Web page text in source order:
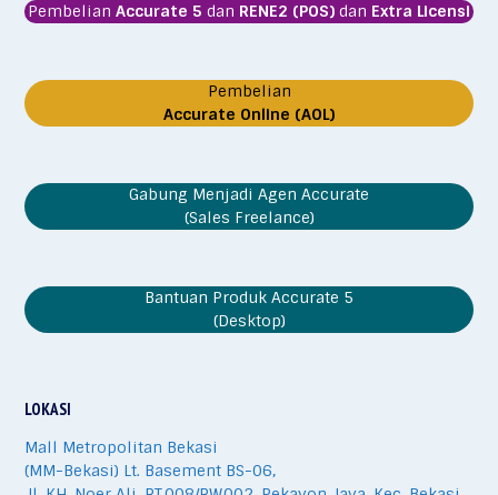
Pembelian Accurate 5 dan RENE2 (POS) dan Extra Licensi
Pembelian
Accurate Online (AOL)
Gabung Menjadi Agen Accurate
(Sales Freelance)
Bantuan Produk Accurate 5
(Desktop)
LOKASI
Mall Metropolitan Bekasi
(MM-Bekasi) Lt. Basement BS-06,